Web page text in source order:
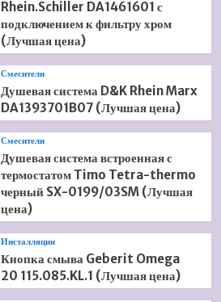
Rhein.Schiller DA1461601 с
подключением к фильтру хром
(Лучшая цена)
Смесители
Душевая система D&K Rhein Marx
DA1393701B07 (Лучшая цена)
Смесители
Душевая система встроенная с
термостатом Timo Tetra-thermo
черный SX-0199/03SM (Лучшая
цена)
Инсталляции
Кнопка смыва Geberit Omega
20 115.085.KL.1 (Лучшая цена)